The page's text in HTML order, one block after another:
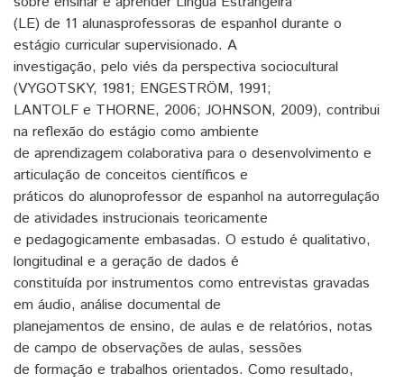
(LE) de 11 alunasprofessoras de espanhol durante o
estágio curricular supervisionado. A
investigação, pelo viés da perspectiva sociocultural
(VYGOTSKY, 1981; ENGESTRÖM, 1991;
LANTOLF e THORNE, 2006; JOHNSON, 2009), contribui
na reflexão do estágio como ambiente
de aprendizagem colaborativa para o desenvolvimento e
articulação de conceitos científicos e
práticos do alunoprofessor de espanhol na autorregulação
de atividades instrucionais teoricamente
e pedagogicamente embasadas. O estudo é qualitativo,
longitudinal e a geração de dados é
constituída por instrumentos como entrevistas gravadas
em áudio, análise documental de
planejamentos de ensino, de aulas e de relatórios, notas
de campo de observações de aulas, sessões
de formação e trabalhos orientados. Como resultado,